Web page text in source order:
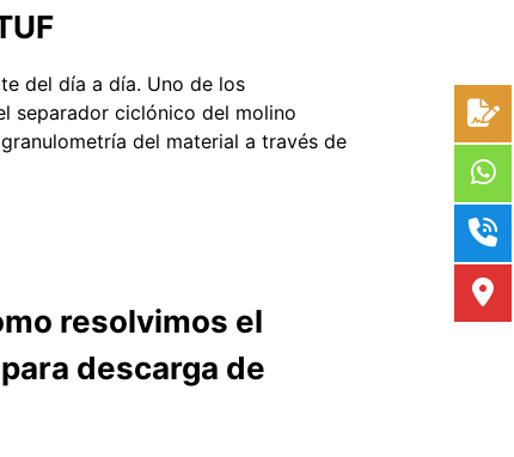
del día a día. Uno de los
separador ciclónico del molino
del material a través de
resolvimos el
descarga de